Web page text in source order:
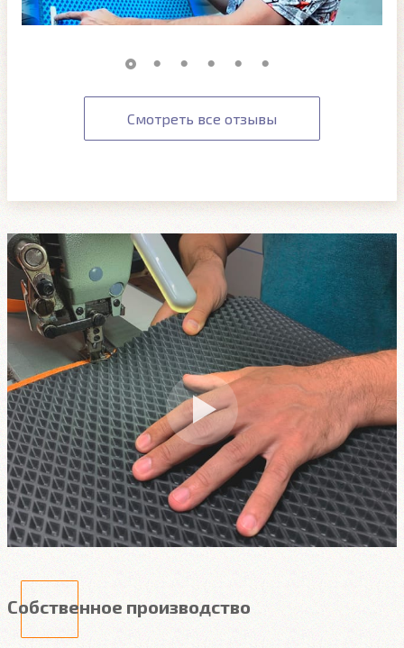
Смотреть все отзывы
Собственное производство